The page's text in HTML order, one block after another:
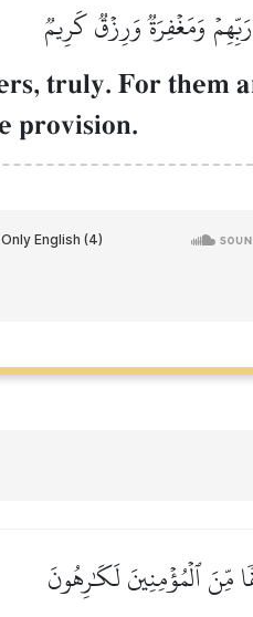
وَمَغۡفِرَةٞ وَرِزۡقٞ كَرِيمٞ
truly. For them
provision.
مِّنَ ٱلۡمُؤۡمِنِينَ لَكَٰرِهُونَ